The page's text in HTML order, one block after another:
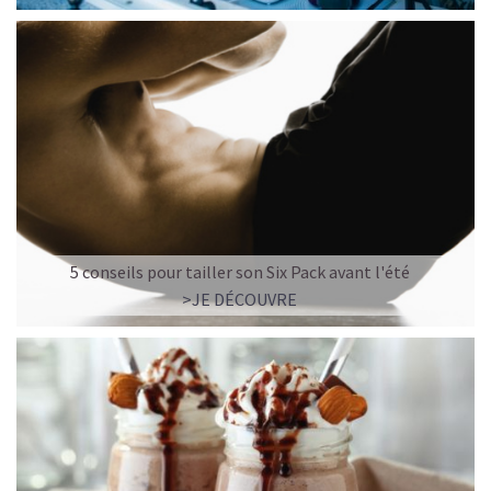
LE PLAISIR D’UN DESSERT GLACÉ, SANS LE SUCRE EN
TROP
5 conseils pour tailler son Six Pack avant l'été
>JE DÉCOUVRE